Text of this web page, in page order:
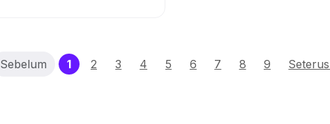
Sebelum 1(current)
2 3 4 5 6 7 8 9